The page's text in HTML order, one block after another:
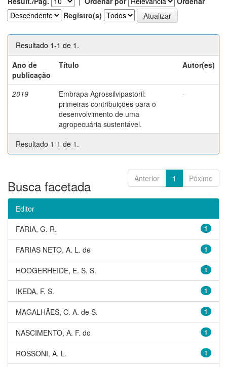
Registro(s)
Resultado 1-1 de 1.
Ano de
publicação
Título Autor(es)
2019
Embrapa Agrossilvipastoril:
primeiras contribuições para o
desenvolvimento de uma
agropecuária sustentável.
-
Resultado 1-1 de 1.
Anterior 1 Póximo
Busca facetada
Editor
1
FARIA, G. R.
1
FARIAS NETO, A. L. de
1
HOOGERHEIDE, E. S. S.
1
IKEDA, F. S.
1
MAGALHÃES, C. A. de S.
1
NASCIMENTO, A. F. do
1
ROSSONI, A. L.